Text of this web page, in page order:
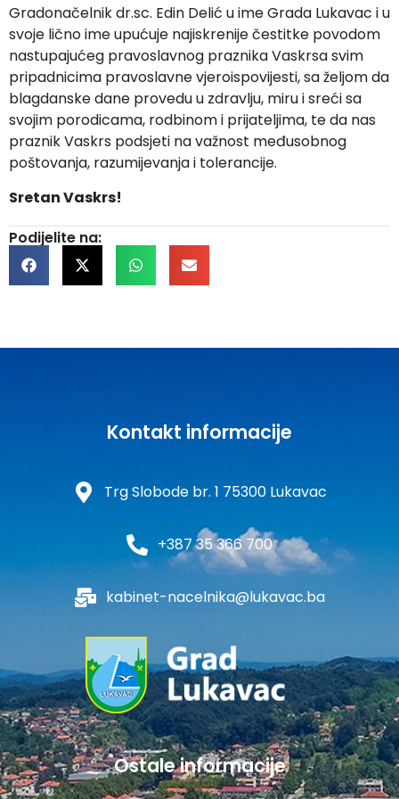
Gradonačelnik dr.sc. Edin Delić u ime Grada Lukavac i u
svoje lično ime upućuje najiskrenije čestitke povodom
nastupajućeg pravoslavnog praznika Vaskrsa svim
pripadnicima pravoslavne vjeroispovijesti, sa željom da
blagdanske dane provedu u zdravlju, miru i sreći sa
svojim porodicama, rodbinom i prijateljima, te da nas
praznik Vaskrs podsjeti na važnost međusobnog
poštovanja, razumijevanja i tolerancije.
Sretan Vaskrs!
Podijelite na:
Kontakt informacije
Trg Slobode br. 1 75300 Lukavac
+387 35 366 700
kabinet-nacelnika@lukavac.ba
Ostale informacije